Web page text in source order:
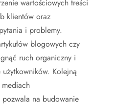
wartościowych treści
klientów oraz
i problemy.
blogowych czy
ruch organiczny i
Kolejną
pozwala na budowanie